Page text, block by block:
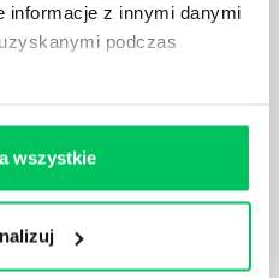
informacje z innymi danymi
podczas
wszystkie
zaś Excel do
bazy danych,
spację, która